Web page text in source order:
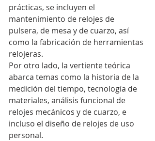
prácticas, se incluyen el
mantenimiento de relojes de
pulsera, de mesa y de cuarzo, así
como la fabricación de herramientas
relojeras.
Por otro lado, la vertiente teórica
abarca temas como la historia de la
medición del tiempo, tecnología de
materiales, análisis funcional de
relojes mecánicos y de cuarzo, e
incluso el diseño de relojes de uso
personal.